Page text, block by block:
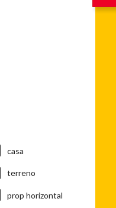
casa
terreno
prop horizontal